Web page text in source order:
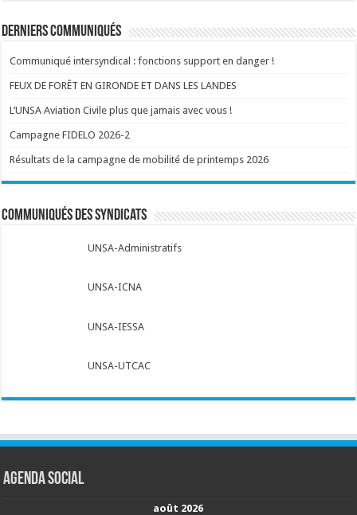
Derniers communiqués
Communiqué intersyndical : fonctions support en danger !
FEUX DE FORÊT EN GIRONDE ET DANS LES LANDES
L’UNSA Aviation Civile plus que jamais avec vous !
Campagne FIDELO 2026-2
Résultats de la campagne de mobilité de printemps 2026
Communiqués des syndicats
UNSA-Administratifs
UNSA-ICNA
UNSA-IESSA
UNSA-UTCAC
Agenda social
août 2026